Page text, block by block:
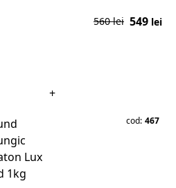
560 lei 549 lei
+
cod: 467